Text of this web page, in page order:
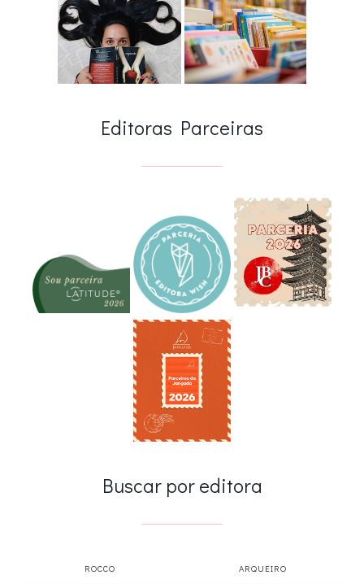
Editoras Parceiras
Buscar por editora
ROCCO ARQUEIRO